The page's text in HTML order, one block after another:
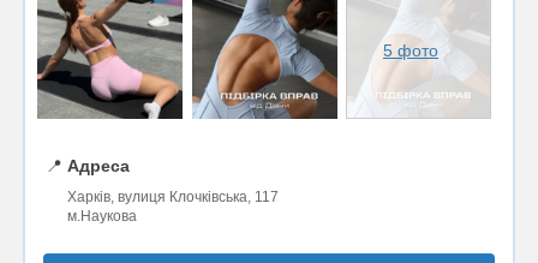
5 фото
📍 Адреса
Харків, вулиця Клочківська, 117
м.Наукова